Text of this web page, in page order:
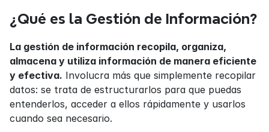
¿Qué es la Gestión de Información?
La gestión de información recopila, organiza,
almacena y utiliza información de manera eficiente
y efectiva. Involucra más que simplemente recopilar
datos: se trata de estructurarlos para que puedas
entenderlos, acceder a ellos rápidamente y usarlos
cuando sea necesario.